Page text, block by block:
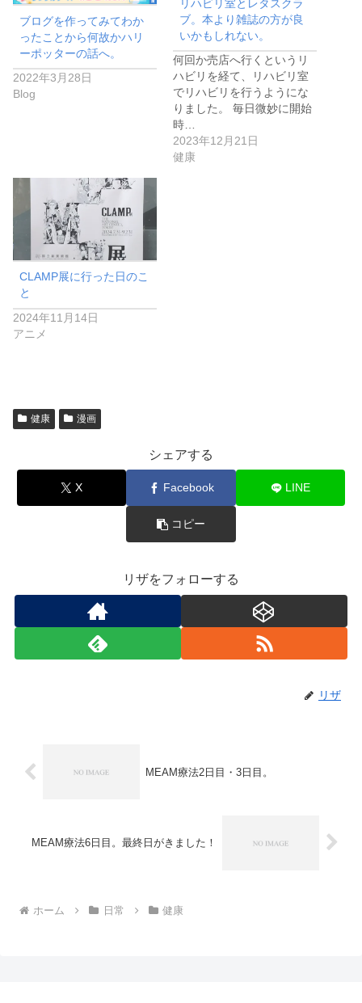
ブログを作ってみてわか
ったことから何故かハリ
ーポッターの話へ。
2022年3月28日
Blog
リハビリ室とレタスクラ
ブ。本より雑誌の方が良
いかもしれない。
何回か売店へ行くというリ
ハビリを経て、リハビリ室
でリハビリを行うようにな
りました。 毎日微妙に開始
時…
2023年12月21日
健康
CLAMP展に行った日のこ
と
2024年11月14日
アニメ
健康 漫画
シェアする
X Facebook LINE
コピー
リザをフォローする
リザ
MEAM療法2日目・3日目。
MEAM療法6日目。最終日がきました！
ホーム 日常 健康